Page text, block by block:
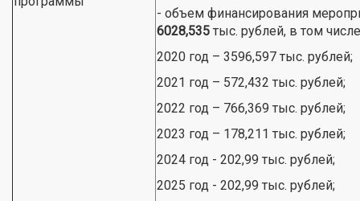
- объем финансирования
6028,535 тыс. рублей, в том
2020 год – 3596,597 тыс. рублей;
2021 год – 572,432 тыс. рублей;
2022 год – 766,369 тыс. рублей;
2023 год – 178,211 тыс. рублей;
2024 год - 202,99 тыс. рублей;
2025 год - 202,99 тыс. рублей;